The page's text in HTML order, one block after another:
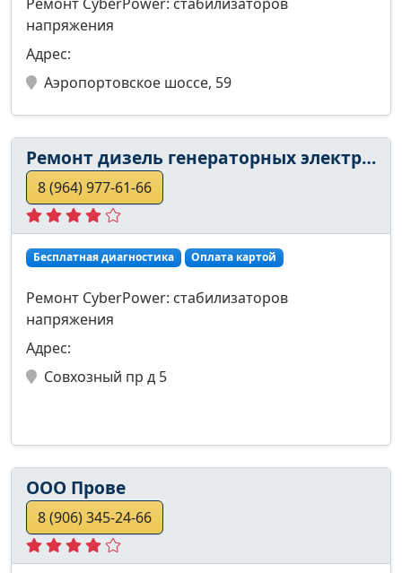
напряжения
Адрес:
Аэропортовское шоссе, 59
Ремонт дизель генераторных электростанци
8 (964) 977-61-66
Бесплатная диагностика Оплата картой
Ремонт CyberPower: стабилизаторов
напряжения
Адрес:
Совхозный пр д 5
ООО Прове
8 (906) 345-24-66